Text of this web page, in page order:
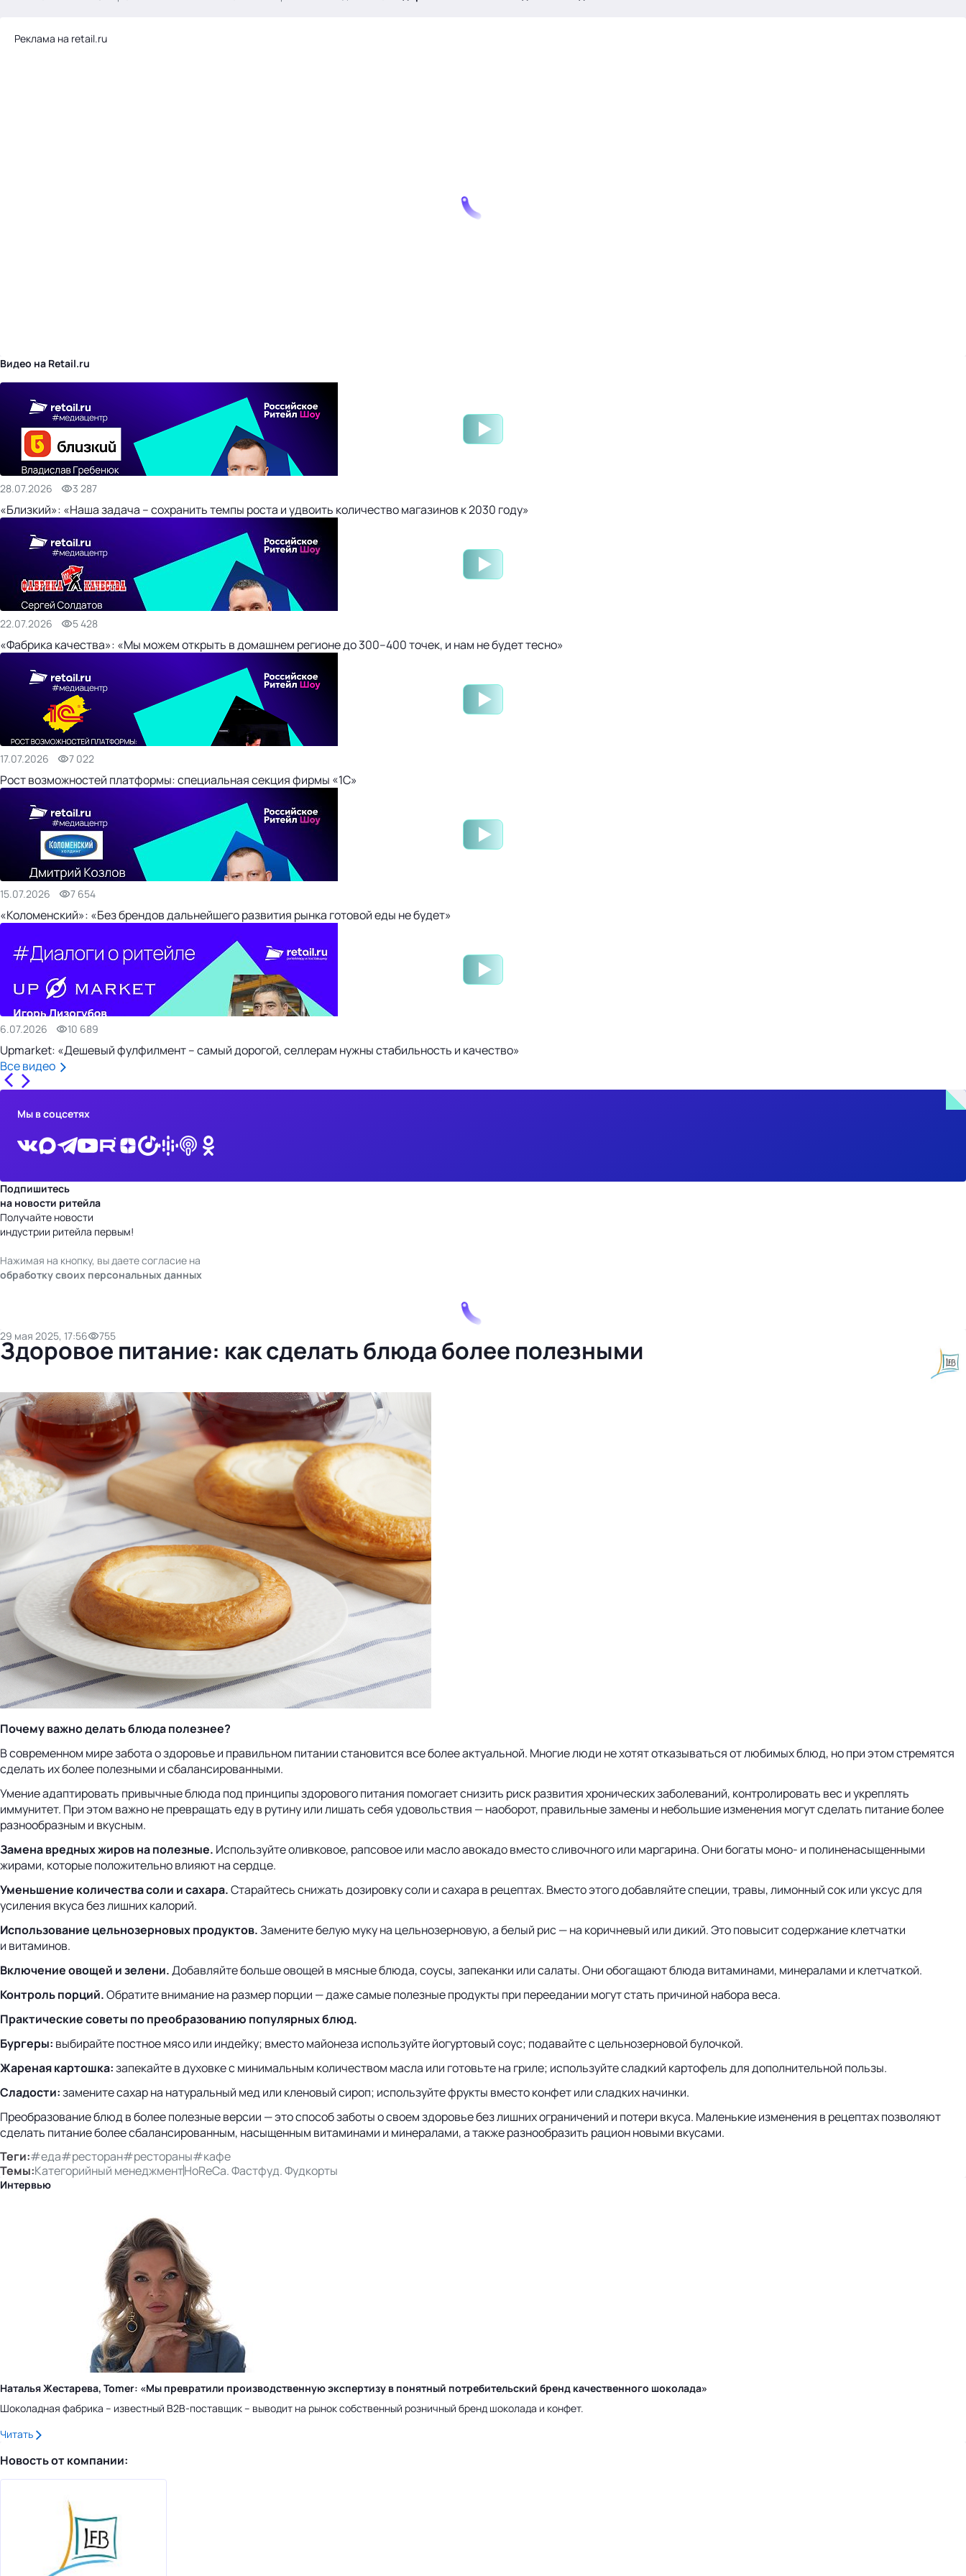
Реклама на retail.ru
Видео на Retail.ru
28.07.2026 3 287
«Близкий»: «Наша задача – сохранить темпы роста и удвоить количество магазинов к 2030 году»
22.07.2026 5 428
«Фабрика качества»: «Мы можем открыть в домашнем регионе до 300–400 точек, и нам не будет тесно»
17.07.2026 7 022
Рост возможностей платформы: специальная секция фирмы «1С»
15.07.2026 7 654
«Коломенский»: «Без брендов дальнейшего развития рынка готовой еды не будет»
6.07.2026 10 689
Upmarket: «Дешевый фулфилмент – самый дорогой, селлерам нужны стабильность и качество»
Все видео
Мы в соцсетях
Подпишитесь
на новости ритейла
Получайте новости
индустрии ритейла первым!
Нажимая на кнопку, вы даете согласие на
обработку своих персональных данных
29 мая 2025, 17:56 755
Здоровое питание: как сделать блюда более полезными
Почему важно делать блюда полезнее?
В современном мире забота о здоровье и правильном питании становится все более актуальной. Многие люди не хотят отказываться от любимых блюд, но при этом стремятся
сделать их более полезными и сбалансированными.
Умение адаптировать привычные блюда под принципы здорового питания помогает снизить риск развития хронических заболеваний, контролировать вес и укреплять
иммунитет. При этом важно не превращать еду в рутину или лишать себя удовольствия — наоборот, правильные замены и небольшие изменения могут сделать питание более
разнообразным и вкусным.
Замена вредных жиров на полезные. Используйте оливковое, рапсовое или масло авокадо вместо сливочного или маргарина. Они богаты моно- и полиненасыщенными
жирами, которые положительно влияют на сердце.
Уменьшение количества соли и сахара.Старайтесь снижать дозировку соли и сахара в рецептах. Вместо этого добавляйте специи, травы, лимонный сок или уксус для
усиления вкуса без лишних калорий.
Использование цельнозерновых продуктов.Замените белую муку на цельнозерновую, а белый рис — на коричневый или дикий. Это повысит содержание клетчатки
и витаминов.
Включение овощей и зелени.Добавляйте больше овощей в мясные блюда, соусы, запеканки или салаты. Они обогащают блюда витаминами, минералами и клетчаткой.
Контроль порций.Обратите внимание на размер порции — даже самые полезные продукты при переедании могут стать причиной набора веса.
Практические советы по преобразованию популярных блюд.
Бургеры: выбирайте постное мясо или индейку; вместо майонеза используйте йогуртовый соус; подавайте с цельнозерновой булочкой.
Жареная картошка:запекайте в духовке с минимальным количеством масла или готовьте на гриле; используйте сладкий картофель для дополнительной пользы.
Сладости:замените сахар на натуральный мед или кленовый сироп; используйте фрукты вместо конфет или сладких начинки.
Преобразование блюд в более полезные версии — это способ заботы о своем здоровье без лишних ограничений и потери вкуса. Маленькие изменения в рецептах позволяют
сделать питание более сбалансированным, насыщенным витаминами и минералами, а также разнообразить рацион новыми вкусами.
Теги:#еда#ресторан#рестораны#кафе
Темы:Категорийный менеджментHoReCa. Фастфуд. Фудкорты
Интервью
Наталья Жестарева, Tomer: «Мы превратили производственную экспертизу в понятный потребительский бренд качественного шоколада»
Шоколадная фабрика – известный B2B-поставщик – выводит на рынок собственный розничный бренд шоколада и конфет.
Читать
Новость от компании: